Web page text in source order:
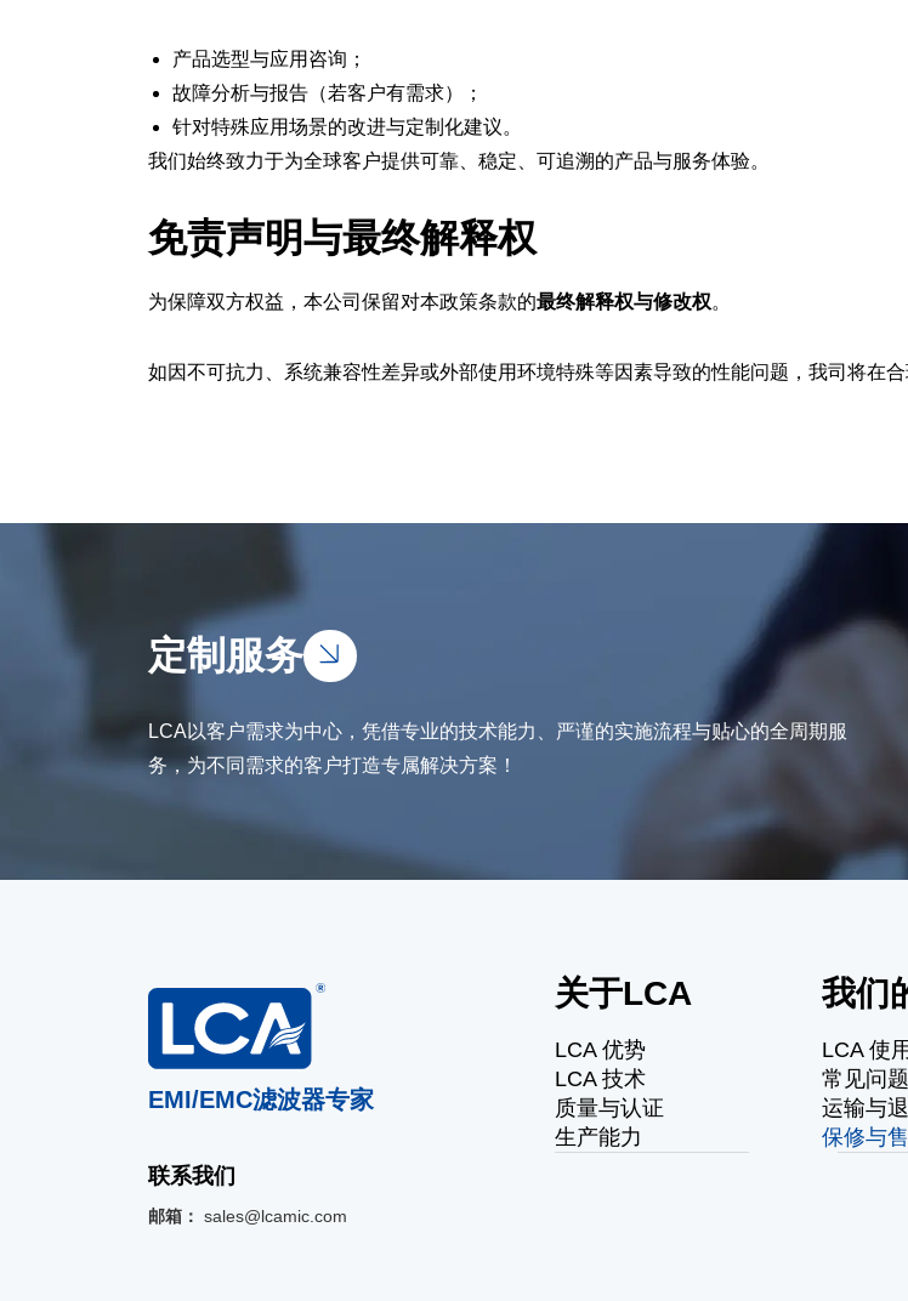
产品选型与应用咨询；
故障分析与报告（若客户有需求）；
针对特殊应用场景的改进与定制化建议。
我们始终致力于为全球客户提供可靠、稳定、可追溯的产品与服务体验。
免责声明与最终解释权
为保障双方权益，本公司保留对本政策条款的最终解释权与修改权。
如因不可抗力、系统兼容性差异或外部使用环境特殊等因素导致的性能问题，我司将在
定制服务
LCA以客户需求为中心，凭借专业的技术能力、严谨的实施流程与贴心的全周期服
务，为不同需求的客户打造专属解决方案！
EMI/EMC滤波器专家
联系我们
邮箱： sales@lcamic.com
关于LCA
LCA 优势
LCA 技术
质量与认证
生产能力
我们
LCA 使
常见问题
运输与
保修与